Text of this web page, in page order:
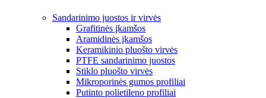
Sandarinimo juostos ir virvės
Grafitinės įkamšos
Aramidinės įkamšos
Keramikinio pluošto virvės
PTFE sandarinimo juostos
Stiklo pluošto virvės
Mikroporinės gumos profiliai
Putinto polietileno profiliai